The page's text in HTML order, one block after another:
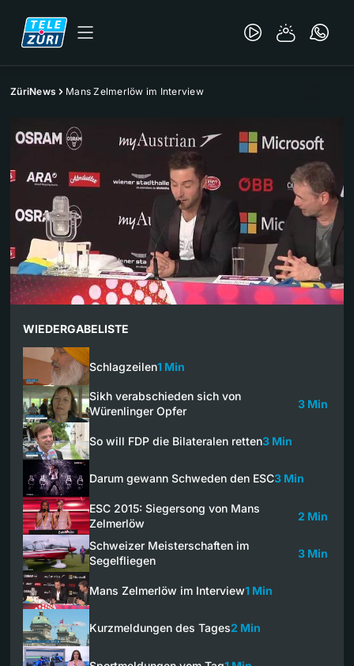
ZüriNews Mans Zelmerlöw im Interview
WIEDERGABELISTE
Schlagzeilen1 Min
Sikh verabschieden sich von
Würenlinger Opfer
3 Min
So will FDP die Bilateralen retten3 Min
Darum gewann Schweden den ESC3 Min
ESC 2015: Siegersong von Mans
Zelmerlöw
2 Min
Schweizer Meisterschaften im
Segelfliegen
3 Min
Mans Zelmerlöw im Interview1 Min
Kurzmeldungen des Tages2 Min